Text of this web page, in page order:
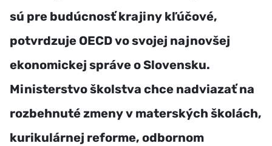
sú pre budúcnosť krajiny kľúčové,
potvrdzuje OECD vo svojej najnovšej
ekonomickej správe o Slovensku.
Ministerstvo školstva chce nadviazať na
rozbehnuté zmeny v materských školách,
kurikulárnej reforme, odbornom